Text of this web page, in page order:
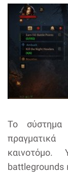
Το σύστημα
battlegrounds